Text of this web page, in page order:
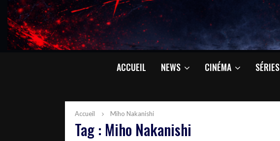
ACCUEIL NEWS CINÉMA SÉRIES
Accueil Miho Nakanishi
Tag : Miho Nakanishi